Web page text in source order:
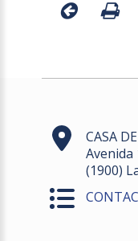
CASA
Avenida
(1900)